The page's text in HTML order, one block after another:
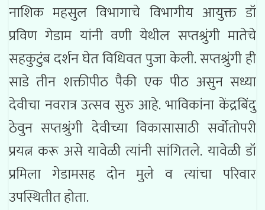
नाशिक महसुल विभागाचे विभागीय आयुक्त डॉ
प्रविण गेडाम यांनी वणी येथील सप्तश्रुंगी मातेचे
सहकुटुंब दर्शन घेत विधिवत पुजा केली. सप्तश्रुंगी ही
साडे तीन शक्तीपीठ पैकी एक पीठ असुन सध्या
देवीचा नवरात्र उत्सव सुरु आहे. भाविकांना केंद्रबिंदु
ठेवुन सप्तश्रुंगी देवीच्या विकासासाठी सर्वोतोपरी
प्रयत्न करू असे यावेळी त्यांनी सांगितले. यावेळी डॉ
प्रमिला गेडामसह दोन मुले व त्यांचा परिवार
उपस्थितीत होता.